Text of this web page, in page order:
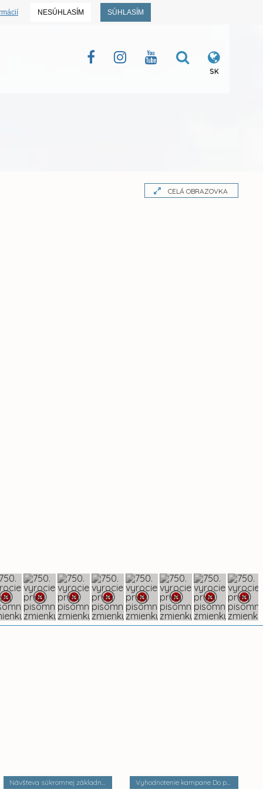
NESÚHLASÍM SÚHLASÍM
SK
CELÁ OBRAZOVKA
Návšteva súkromnej základnej školy Palackého Vyhodnotenie kampane Do práce na bicykli